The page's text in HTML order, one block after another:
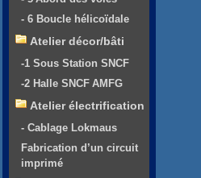
- 6 Boucle hélicoïdale
Atelier décor/bâti
-1 Sous Station SNCF
-2 Halle SNCF AMFG
Atelier électrification
- Cablage Lokmaus
Fabrication d’un circuit
imprimé